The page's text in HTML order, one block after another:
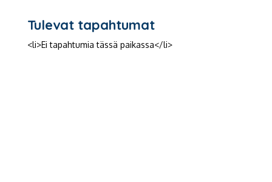
Tulevat tapahtumat
<li>Ei tapahtumia tässä paikassa</li>